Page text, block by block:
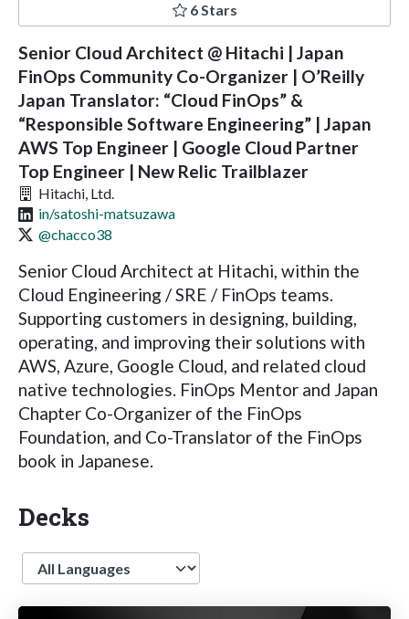
6 Stars
Senior Cloud Architect @ Hitachi | Japan
FinOps Community Co-Organizer | O’Reilly
Japan Translator: “Cloud FinOps” &
“Responsible Software Engineering” | Japan
AWS Top Engineer | Google Cloud Partner
Top Engineer | New Relic Trailblazer
Hitachi, Ltd.
in/satoshi-matsuzawa
@chacco38
Senior Cloud Architect at Hitachi, within the
Cloud Engineering / SRE / FinOps teams.
Supporting customers in designing, building,
operating, and improving their solutions with
AWS, Azure, Google Cloud, and related cloud
native technologies. FinOps Mentor and Japan
Chapter Co-Organizer of the FinOps
Foundation, and Co-Translator of the FinOps
book in Japanese.
Decks
Language